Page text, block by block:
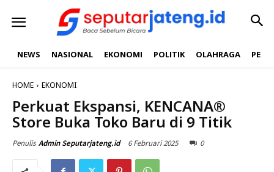
NEWS NASIONAL EKONOMI POLITIK OLAHRAGA
HOME EKONOMI
Perkuat Ekspansi, KENCANA®
Store Buka Toko Baru di 9 Titik
Penulis Admin Seputarjateng.id 6 Februari 2025 0